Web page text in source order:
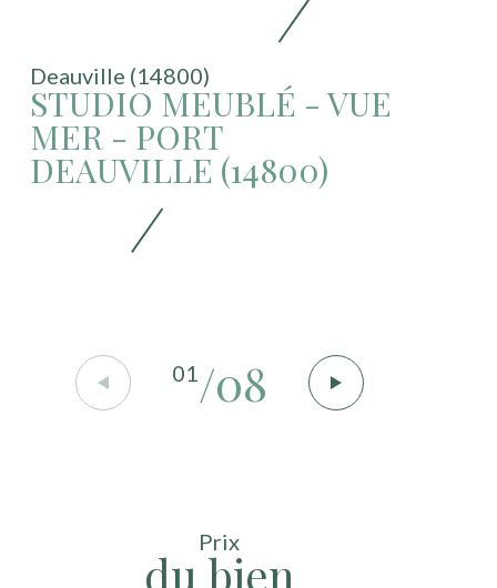
Deauville (14800)
STUDIO MEUBLÉ - VUE
MER - PORT
DEAUVILLE (14800)
01 /08
Prix
du bien